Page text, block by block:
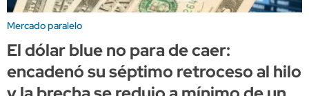
Mercado paralelo
El dólar blue no para de caer:
encadenó su séptimo retroceso al hilo